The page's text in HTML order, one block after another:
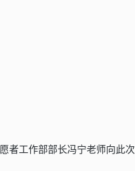
者工作部部长冯宁老师向此次